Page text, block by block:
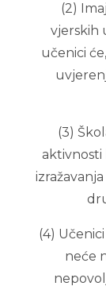
(2)
vjerskih
učenici
(3)
aktivnosti
(4)
neće